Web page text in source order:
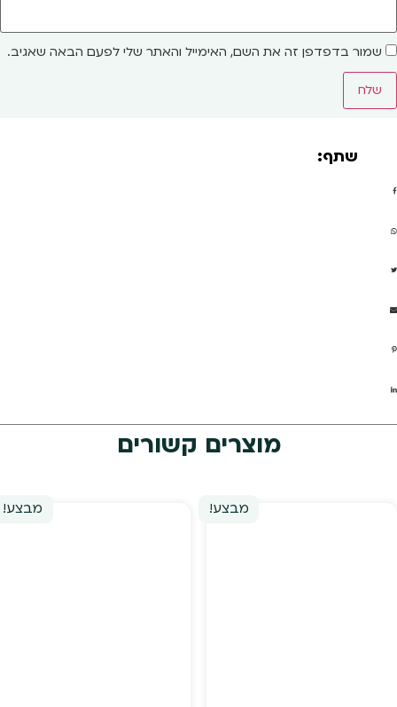
שמור בדפדפן זה את השם, האימייל והאתר שלי לפעם הבאה שאגיב.
שתף:
מוצרים קשורים
מבצע! מבצע!